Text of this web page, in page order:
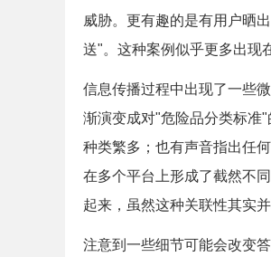
威胁。更有趣的是有用户晒
送"。这种案例似乎更多出现
信息传播过程中出现了一些
渐演变成对"危险品分类标准
种类繁多；也有声音指出任
在多个平台上形成了截然不
起来，虽然这种关联性其实并
注意到一些细节可能会改变